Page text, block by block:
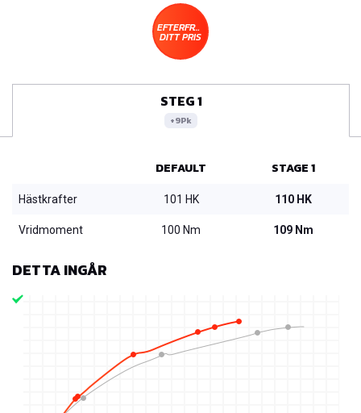
EFTERFRÅGA
DITT PRIS
STEG 1
+9Pk
DEFAULT STAGE 1
Hästkrafter 101 HK 110 HK
Vridmoment 100 Nm 109 Nm
DETTA INGÅR